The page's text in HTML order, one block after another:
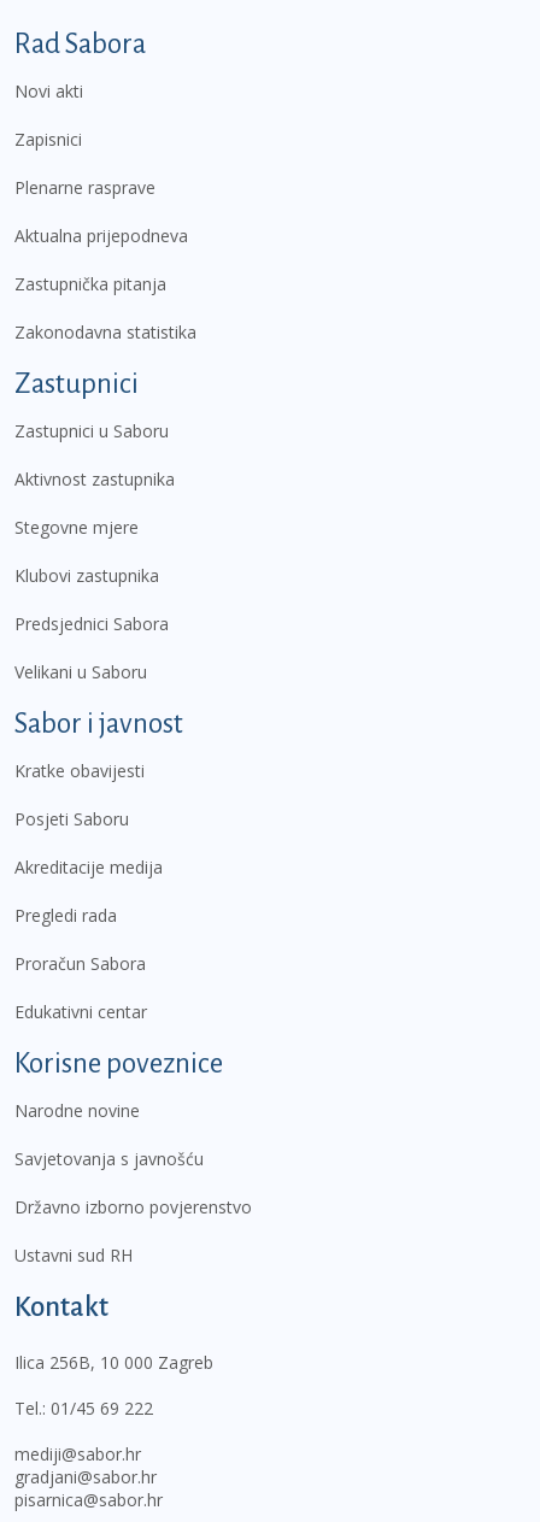
Podnožje prvi izbornik
Rad Sabora
Novi akti
Zapisnici
Plenarne rasprave
Aktualna prijepodneva
Zastupnička pitanja
Zakonodavna statistika
Zastupnici
Zastupnici u Saboru
Aktivnost zastupnika
Stegovne mjere
Klubovi zastupnika
Predsjednici Sabora
Velikani u Saboru
Sabor i javnost
Kratke obavijesti
Posjeti Saboru
Akreditacije medija
Pregledi rada
Proračun Sabora
Edukativni centar
Korisne poveznice
Narodne novine
Savjetovanja s javnošću
Državno izborno povjerenstvo
Ustavni sud RH
Kontakt
Ilica 256B, 10 000 Zagreb
Tel.: 01/45 69 222
mediji@sabor.hr
gradjani@sabor.hr
pisarnica@sabor.hr